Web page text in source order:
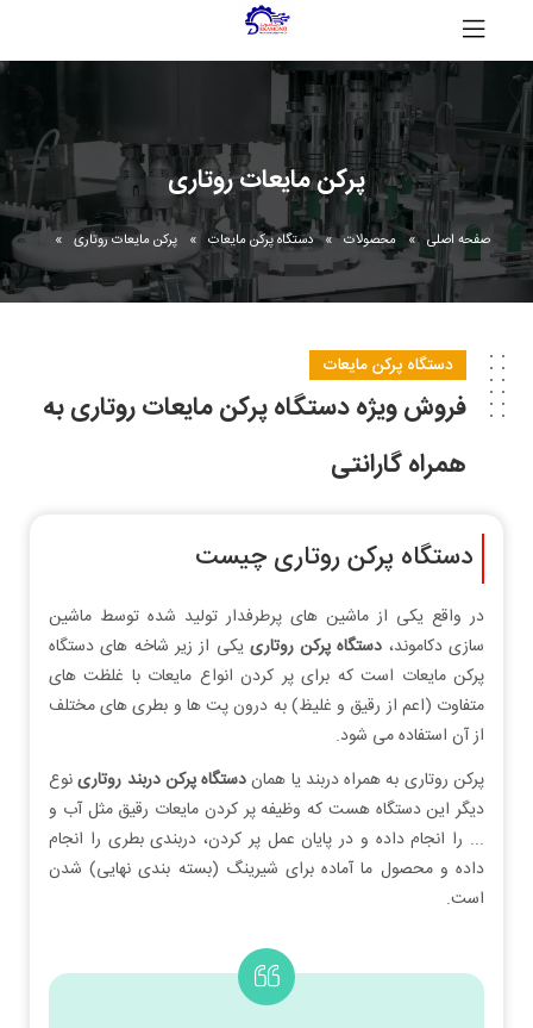
پرکن مایعات روتاری
صفحه اصلی محصولات دستگاه پرکن مایعات پرکن مایعات روتاری
دستگاه پرکن مایعات
فروش ویژه دستگاه پرکن مایعات روتاری به
همراه گارانتی
دستگاه پرکن روتاری چیست
در واقع یکی از ماشین های پرطرفدار تولید شده توسط ماشین
سازی دکاموند، دستگاه پرکن روتاری یکی از زیر شاخه های دستگاه
پرکن مایعات است که برای پر کردن انواع مایعات با غلظت های
متفاوت (اعم از رقیق و غلیظ) به درون پت ها و بطری های مختلف
از آن استفاده می شود.
پرکن روتاری به همراه دربند یا هماندستگاه پرکن دربند روتارینوع
دیگر این دستگاه هست که وظیفه پر کردن مایعات رقیق مثل آب و
... را انجام داده و در پایان عمل پر کردن، دربندی بطری را انجام
داده و محصول ما آماده برای شیرینگ (بسته بندی نهایی) شدن
است.